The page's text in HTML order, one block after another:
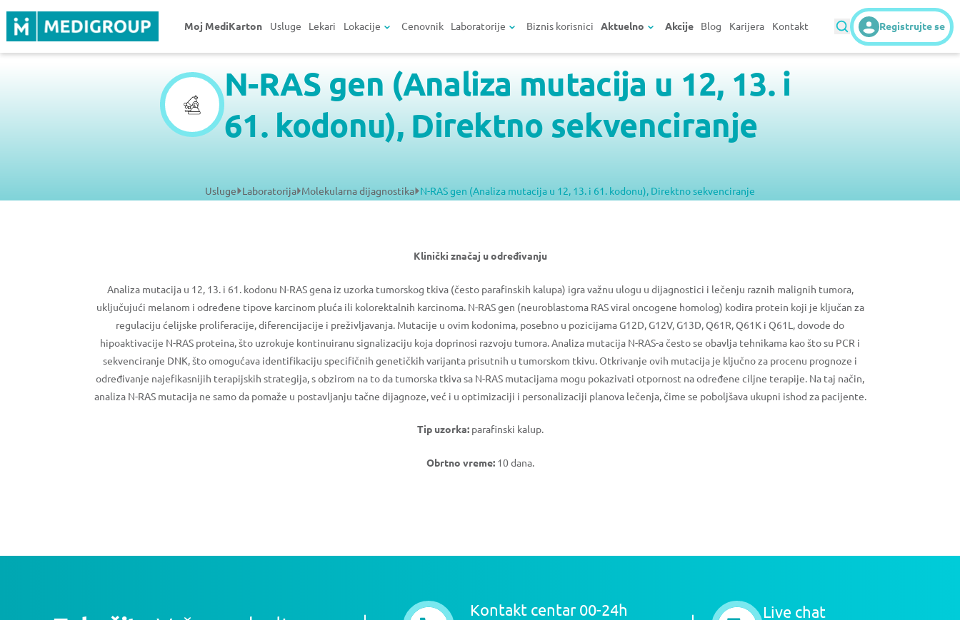
Moj MediKarton Usluge Lekari Lokacije Cenovnik Laboratorije Biznis korisnici Aktuelno Akcije Blog Karijera Kontakt Registrujte se
N-RAS gen (Analiza mutacija u 12, 13. i
61. kodonu), Direktno sekvenciranje
Usluge Laboratorija Molekularna dijagnostika N-RAS gen (Analiza mutacija u 12, 13. i 61. kodonu), Direktno sekvenciranje
Klinički značaj u određivanju
Analiza mutacija u 12, 13. i 61. kodonu N-RAS gena iz uzorka tumorskog tkiva (često parafinskih kalupa) igra važnu ulogu u dijagnostici i lečenju raznih malignih tumora,
uključujući melanom i određene tipove karcinom pluća ili kolorektalnih karcinoma. N-RAS gen (neuroblastoma RAS viral oncogene homolog) kodira protein koji je ključan za
regulaciju ćelijske proliferacije, diferencijacije i preživljavanja. Mutacije u ovim kodonima, posebno u pozicijama G12D, G12V, G13D, Q61R, Q61K i Q61L, dovode do
hipoaktivacije N-RAS proteina, što uzrokuje kontinuiranu signalizaciju koja doprinosi razvoju tumora. Analiza mutacija N-RAS-a često se obavlja tehnikama kao što su PCR i
sekvenciranje DNK, što omogućava identifikaciju specifičnih genetičkih varijanta prisutnih u tumorskom tkivu. Otkrivanje ovih mutacija je ključno za procenu prognoze i
određivanje najefikasnijih terapijskih strategija, s obzirom na to da tumorska tkiva sa N-RAS mutacijama mogu pokazivati otpornost na određene ciljne terapije. Na taj način,
analiza N-RAS mutacija ne samo da pomaže u postavljanju tačne dijagnoze, već i u optimizaciji i personalizaciji planova lečenja, čime se poboljšava ukupni ishod za pacijente.
Tip uzorka:parafinski kalup.
Obrtno vreme:10 dana.
Kontakt centar 00-24h Live chat